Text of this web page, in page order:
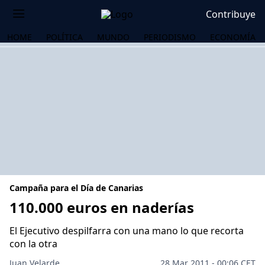
Contribuye
HOME POLÍTICA MUNDO PERIODISMO ECONOMÍA
Campaña para el Día de Canarias
110.000 euros en naderías
El Ejecutivo despilfarra con una mano lo que recorta
con la otra